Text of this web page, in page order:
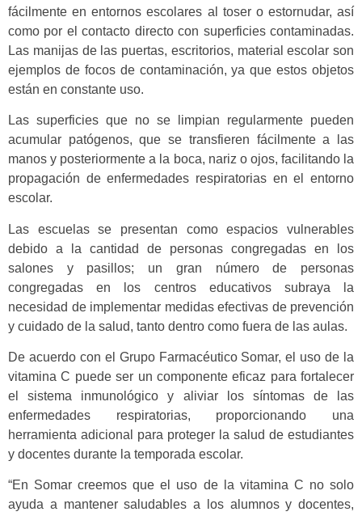
fácilmente en entornos escolares al toser o estornudar, así
como por el contacto directo con superficies contaminadas.
Las manijas de las puertas, escritorios, material escolar son
ejemplos de focos de contaminación, ya que estos objetos
están en constante uso.
Las superficies que no se limpian regularmente pueden
acumular patógenos, que se transfieren fácilmente a las
manos y posteriormente a la boca, nariz o ojos, facilitando la
propagación de enfermedades respiratorias en el entorno
escolar.
Las escuelas se presentan como espacios vulnerables
debido a la cantidad de personas congregadas en los
salones y pasillos; un gran número de personas
congregadas en los centros educativos subraya la
necesidad de implementar medidas efectivas de prevención
y cuidado de la salud, tanto dentro como fuera de las aulas.
De acuerdo con el Grupo Farmacéutico Somar, el uso de la
vitamina C puede ser un componente eficaz para fortalecer
el sistema inmunológico y aliviar los síntomas de las
enfermedades respiratorias, proporcionando una
herramienta adicional para proteger la salud de estudiantes
y docentes durante la temporada escolar.
“En Somar creemos que el uso de la vitamina C no solo
ayuda a mantener saludables a los alumnos y docentes,